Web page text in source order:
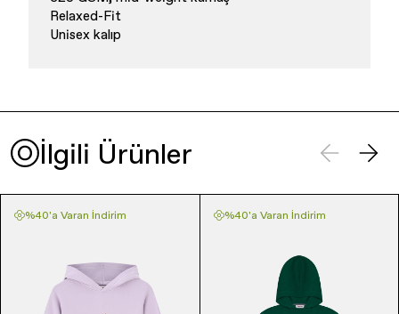
Relaxed-Fit
Unisex kalıp
İlgili Ürünler
%40'a Varan İndirim %40'a Varan İndirim